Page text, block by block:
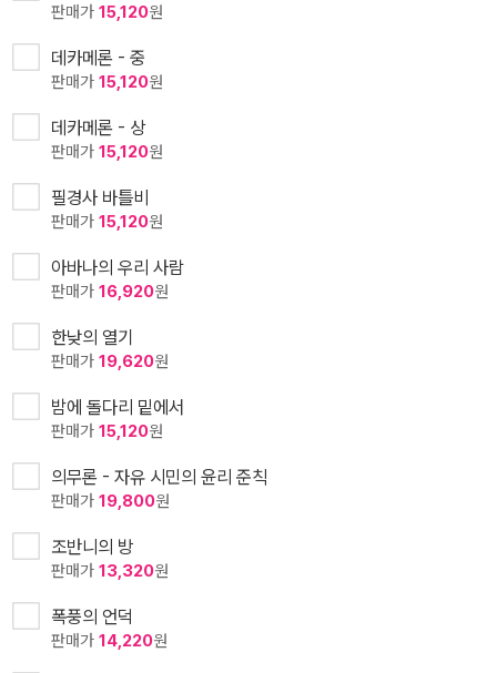
판매가 15,120원
데카메론 - 중
판매가 15,120원
데카메론 - 상
판매가 15,120원
필경사 바틀비
판매가 15,120원
아바나의 우리 사람
판매가 16,920원
한낮의 열기
판매가 19,620원
밤에 돌다리 밑에서
판매가 15,120원
의무론 - 자유 시민의 윤리 준칙
판매가 19,800원
조반니의 방
판매가 13,320원
폭풍의 언덕
판매가 14,220원